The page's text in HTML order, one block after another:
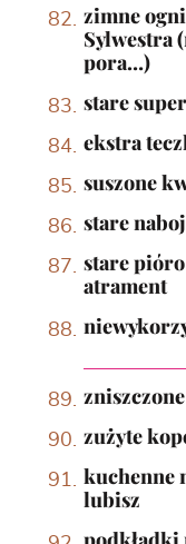
zimne
Sylwestra
pora…)
stare
ekstra
suszone
stare
stare
atrament
zużyte
kuchenne
lubisz